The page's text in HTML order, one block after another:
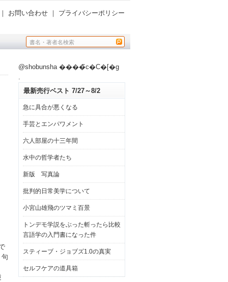
｜ お問い合わせ ｜ プライバシーポリシー
@shobunsha ����̃c�C�[�g
.
最新売行ベスト 7/27～8/2
急に具合が悪くなる
手芸とエンパワメント
六人部屋の十三年間
水中の哲学者たち
新版 写真論
批判的日常美学について
小宮山雄飛のツマミ百景
トンデモ学説をぶった斬ったら比較
言語学の入門書になった件
スティーブ・ジョブズ1.0の真実
セルフケアの道具箱